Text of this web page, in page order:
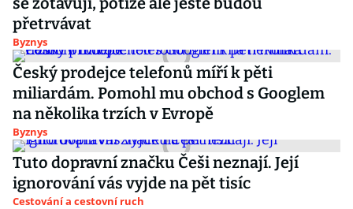
přetrvávat
Byznys
Český prodejce telefonů míří k pěti
miliardám. Pomohl mu obchod s Googlem
na několika trzích v Evropě
Byznys
Tuto dopravní značku Češi neznají. Její
ignorování vás vyjde na pět tisíc
Cestování a cestovní ruch